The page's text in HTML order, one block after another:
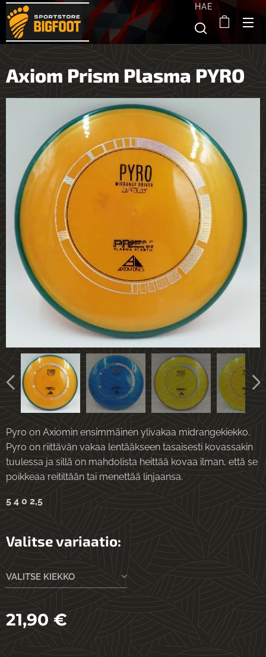
HAE
Axiom Prism Plasma PYRO
Pyro on Axiomin ensimmäinen ylivakaa midrangekiekko.
Pyro on riittävän vakaa lentääkseen tasaisesti kovassakin
tuulessa ja sillä on mahdolista heittää kovaa ilman, että se
poikkeaa reitiltään tai menettää linjaansa.
5 4 0 2,5
Valitse variaatio:
VALITSE KIEKKO
21,90€